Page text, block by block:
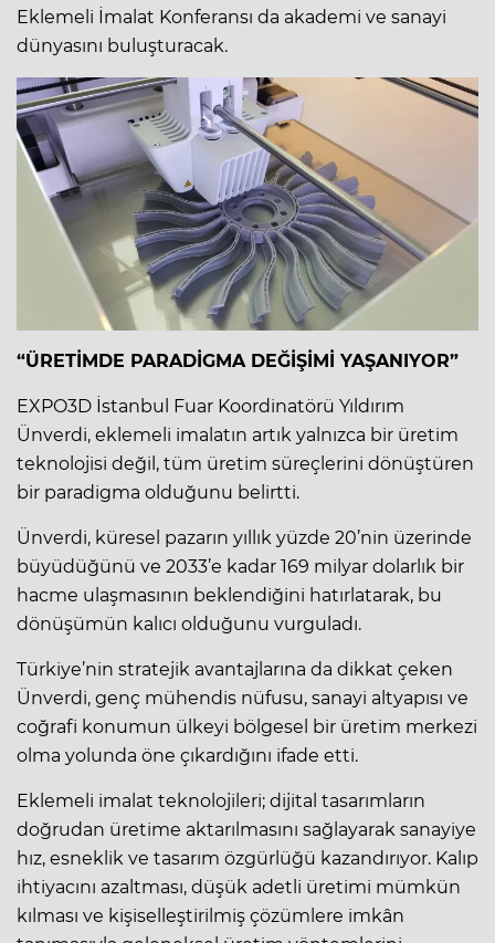
Eklemeli İmalat Konferansı da akademi ve sanayi
dünyasını buluşturacak.
“ÜRETİMDE PARADİGMA DEĞİŞİMİ YAŞANIYOR”
EXPO3D İstanbul Fuar Koordinatörü Yıldırım
Ünverdi, eklemeli imalatın artık yalnızca bir üretim
teknolojisi değil, tüm üretim süreçlerini dönüştüren
bir paradigma olduğunu belirtti.
Ünverdi, küresel pazarın yıllık yüzde 20’nin üzerinde
büyüdüğünü ve 2033’e kadar 169 milyar dolarlık bir
hacme ulaşmasının beklendiğini hatırlatarak, bu
dönüşümün kalıcı olduğunu vurguladı.
Türkiye’nin stratejik avantajlarına da dikkat çeken
Ünverdi, genç mühendis nüfusu, sanayi altyapısı ve
coğrafi konumun ülkeyi bölgesel bir üretim merkezi
olma yolunda öne çıkardığını ifade etti.
Eklemeli imalat teknolojileri; dijital tasarımların
doğrudan üretime aktarılmasını sağlayarak sanayiye
hız, esneklik ve tasarım özgürlüğü kazandırıyor. Kalıp
ihtiyacını azaltması, düşük adetli üretimi mümkün
kılması ve kişiselleştirilmiş çözümlere imkân